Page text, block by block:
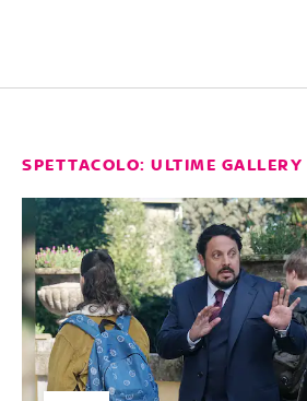
SPETTACOLO: ULTIME GALLERY